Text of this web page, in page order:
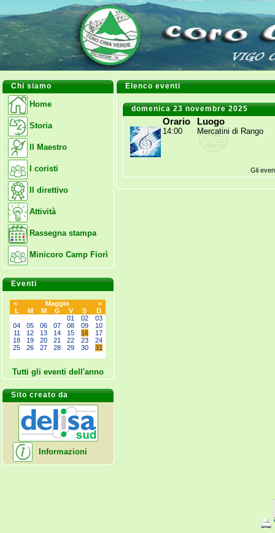
Chi siamo
Home
Storia
Il Maestro
I coristi
Il direttivo
Attività
Rassegna stampa
Minicoro Camp Fiorì
Eventi
< Maggio
>
L
M M G V S
D
01 02
03
04
05 06 07 08 09
10
11
12 13 14 15 16
17
18
19 20 21 22 23
24
25
26 27 28 29 30
31
Tutti gli eventi dell'anno
Sito creato da
Informazioni
Elenco eventi
domenica 23 novembre 2025
Orario Luogo
14:00 Mercatini di Rango
Gli